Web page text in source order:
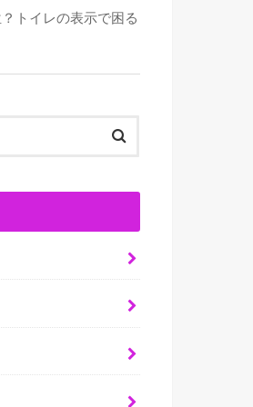
トイレの表示で困る